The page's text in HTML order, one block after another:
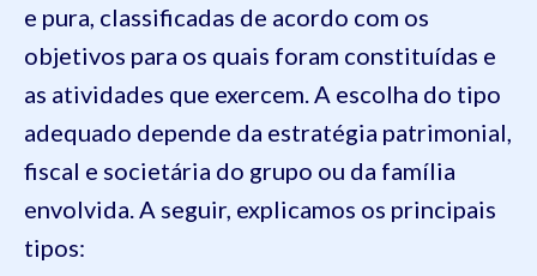
e pura, classificadas de acordo com os
objetivos para os quais foram constituídas e
as atividades que exercem. A escolha do tipo
adequado depende da estratégia patrimonial,
fiscal e societária do grupo ou da família
envolvida. A seguir, explicamos os principais
tipos: